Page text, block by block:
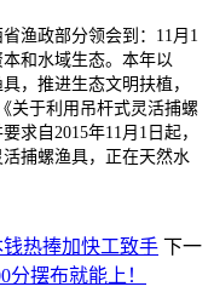
渔政部分领会到：11月1
和水域生态。本年以
，推进生态文明扶植，
关于利用吊杆式灵活捕螺
求自2015年11月1日起，
捕螺渔具，正在天然水
钱热捧加快工致手 下一
摆布就能上！